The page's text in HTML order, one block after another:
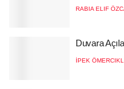
RABIA ELIF
Duvara
İPEK ÖMERCIKLI